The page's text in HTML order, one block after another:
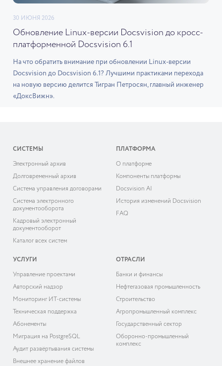
30 ИЮНЯ 2026
Обновление Linux-версии Docsvision до кросс-
платформенной Docsvision 6.1
На что обратить внимание при обновлении Linux-версии
Docsvision до Docsvision 6.1? Лучшими практиками перехода
на новую версию делится Тигран Петросян, главный инженер
«ДоксВижн».
СИСТЕМЫ
Электронный архив
Долговременный архив
Система управления договорами
Система электронного
документооборота
Кадровый электронный
документооборот
Каталог всех систем
ПЛАТФОРМА
О платформе
Компоненты платформы
Docsvision AI
История изменений Docsvision
FAQ
УСЛУГИ
Управление проектами
Авторский надзор
Мониторинг ИТ-системы
Техническая поддержка
Абонементы
Миграция на PostgreSQL
Аудит развёртывания системы
Внешнее хранение файлов
ОТРАСЛИ
Банки и финансы
Нефтегазовая промышленность
Строительство
Агропромышленный комплекс
Государственный сектор
Оборонно-промышленный
комплекс